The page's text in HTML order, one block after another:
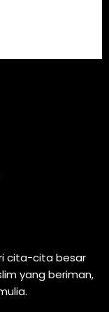
cita-cita besar
yang beriman,